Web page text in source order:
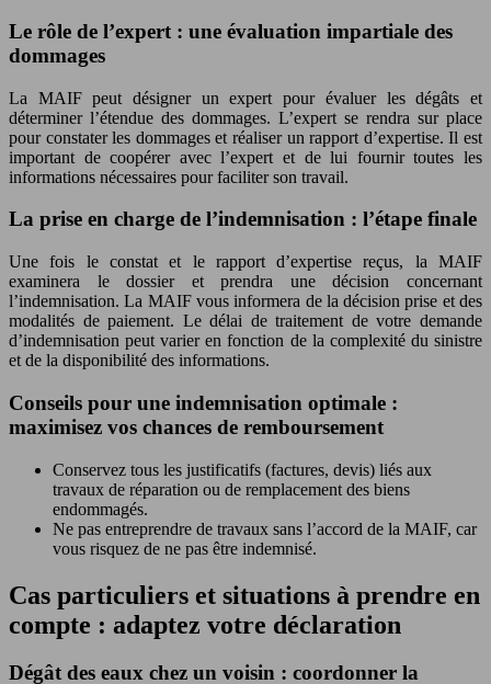
Le rôle de l’expert : une évaluation impartiale des
dommages
La MAIF peut désigner un expert pour évaluer les dégâts et
déterminer l’étendue des dommages. L’expert se rendra sur place
pour constater les dommages et réaliser un rapport d’expertise. Il est
important de coopérer avec l’expert et de lui fournir toutes les
informations nécessaires pour faciliter son travail.
La prise en charge de l’indemnisation : l’étape finale
Une fois le constat et le rapport d’expertise reçus, la MAIF
examinera le dossier et prendra une décision concernant
l’indemnisation. La MAIF vous informera de la décision prise et des
modalités de paiement. Le délai de traitement de votre demande
d’indemnisation peut varier en fonction de la complexité du sinistre
et de la disponibilité des informations.
Conseils pour une indemnisation optimale :
maximisez vos chances de remboursement
Conservez tous les justificatifs (factures, devis) liés aux
travaux de réparation ou de remplacement des biens
endommagés.
Ne pas entreprendre de travaux sans l’accord de la MAIF, car
vous risquez de ne pas être indemnisé.
Cas particuliers et situations à prendre en
compte : adaptez votre déclaration
Dégât des eaux chez un voisin : coordonner la